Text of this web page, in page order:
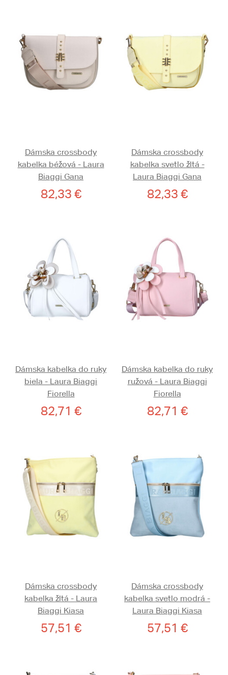
Dámska crossbody
kabelka béžová - Laura
Biaggi Gana
82,33 €
Dámska crossbody
kabelka svetlo žltá -
Laura Biaggi Gana
82,33 €
Dámska kabelka do ruky
biela - Laura Biaggi
Fiorella
82,71 €
Dámska kabelka do ruky
ružová - Laura Biaggi
Fiorella
82,71 €
Dámska crossbody
kabelka žltá - Laura
Biaggi Kiasa
57,51 €
Dámska crossbody
kabelka svetlo modrá -
Laura Biaggi Kiasa
57,51 €